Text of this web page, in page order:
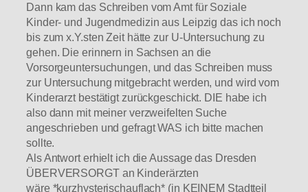
Dann kam das Schreiben vom Amt für Soziale
Kinder- und Jugendmedizin aus Leipzig das ich noch
bis zum x.Y.sten Zeit hätte zur U-Untersuchung zu
gehen. Die erinnern in Sachsen an die
Vorsorgeuntersuchungen, und das Schreiben muss
zur Untersuchung mitgebracht werden, und wird vom
Kinderarzt bestätigt zurückgeschickt. DIE habe ich
also dann mit meiner verzweifelten Suche
angeschrieben und gefragt WAS ich bitte machen
sollte.
Als Antwort erhielt ich die Aussage das Dresden
ÜBERVERSORGT an Kinderärzten
wäre *kurzhysterischauflach* (in KEINEM Stadtteil